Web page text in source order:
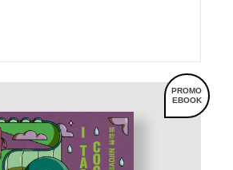
PROMO
EBOOK